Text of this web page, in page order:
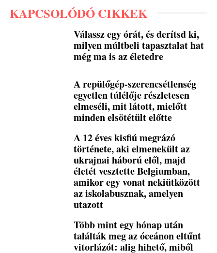
KAPCSOLÓDÓ CIKKEK
Válassz egy órát, és derítsd ki,
milyen múltbeli tapasztalat hat
még ma is az életedre
A repülőgép-szerencsétlenség
egyetlen túlélője részletesen
elmeséli, mit látott, mielőtt
minden elsötétült előtte
A 12 éves kisfiú megrázó
története, aki elmenekült az
ukrajnai háború elől, majd
életét vesztette Belgiumban,
amikor egy vonat nekiütközött
az iskolabusznak, amelyen
utazott
Több mint egy hónap után
találták meg az óceánon eltűnt
vitorlázót: alig hihető, miből